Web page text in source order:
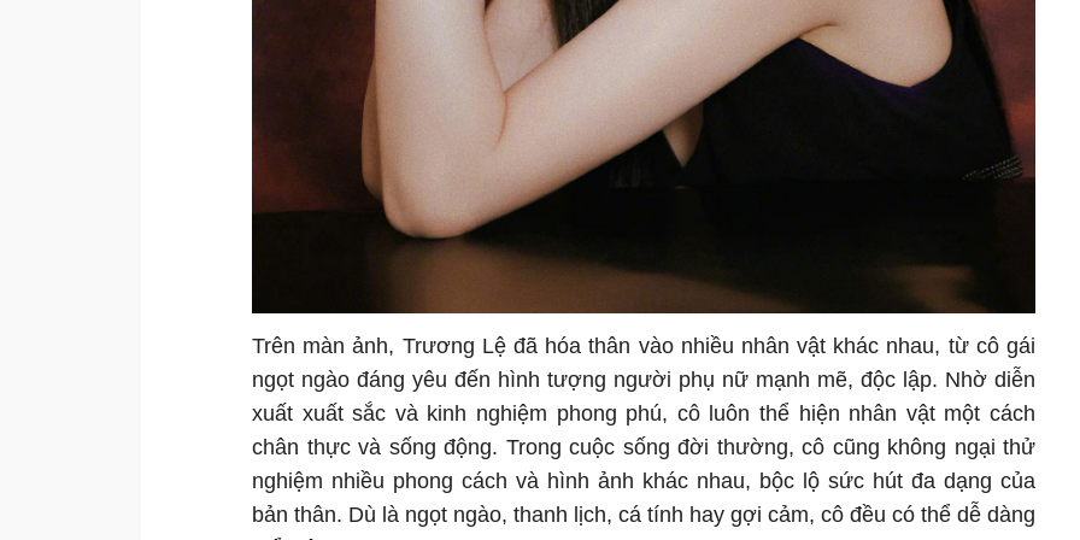
Trên màn ảnh, Trương Lệ đã hóa thân vào nhiều nhân vật khác nhau, từ cô gái
ngọt ngào đáng yêu đến hình tượng người phụ nữ mạnh mẽ, độc lập. Nhờ diễn
xuất xuất sắc và kinh nghiệm phong phú, cô luôn thể hiện nhân vật một cách
chân thực và sống động. Trong cuộc sống đời thường, cô cũng không ngại thử
nghiệm nhiều phong cách và hình ảnh khác nhau, bộc lộ sức hút đa dạng của
bản thân. Dù là ngọt ngào, thanh lịch, cá tính hay gợi cảm, cô đều có thể dễ dàng